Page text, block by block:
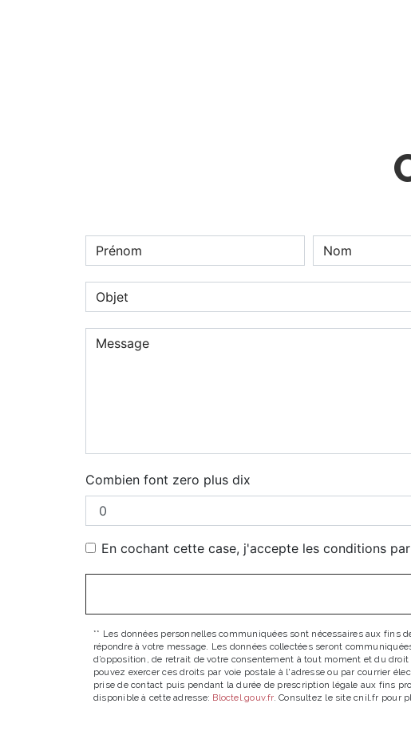
Combien font zero plus dix
En cochant cette case, j'accepte les conditions
** Les données personnelles communiquées sont nécessaires aux
répondre à votre message. Les données collectées seront
d’opposition, de retrait de votre consentement à tout moment et du
pouvez exercer ces droits par voie postale à l'adresse ou par courrier
prise de contact puis pendant la durée de prescription légale aux fins
disponible à cette adresse: Bloctel.gouv.fr. Consultez le site cnil.fr pour